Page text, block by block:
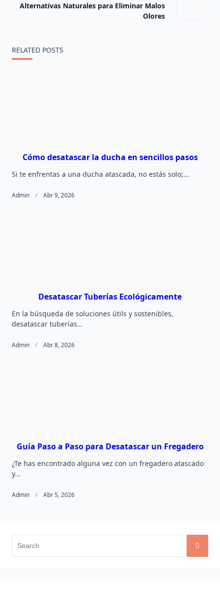
text">Page</span>
Alternativas Naturales para Eliminar Malos
Olores
RELATED POSTS
Cómo desatascar la ducha en sencillos pasos
Si te enfrentas a una ducha atascada, no estás solo;...
Admin Abr 9, 2026
Desatascar Tuberías Ecológicamente
En la búsqueda de soluciones útils y sostenibles,
desatascar tuberías...
Admin Abr 8, 2026
Guía Paso a Paso para Desatascar un Fregadero
¿Te has encontrado alguna vez con un fregadero atascado
y...
Admin Abr 5, 2026
Search
for: